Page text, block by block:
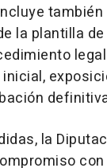
la plantilla
la